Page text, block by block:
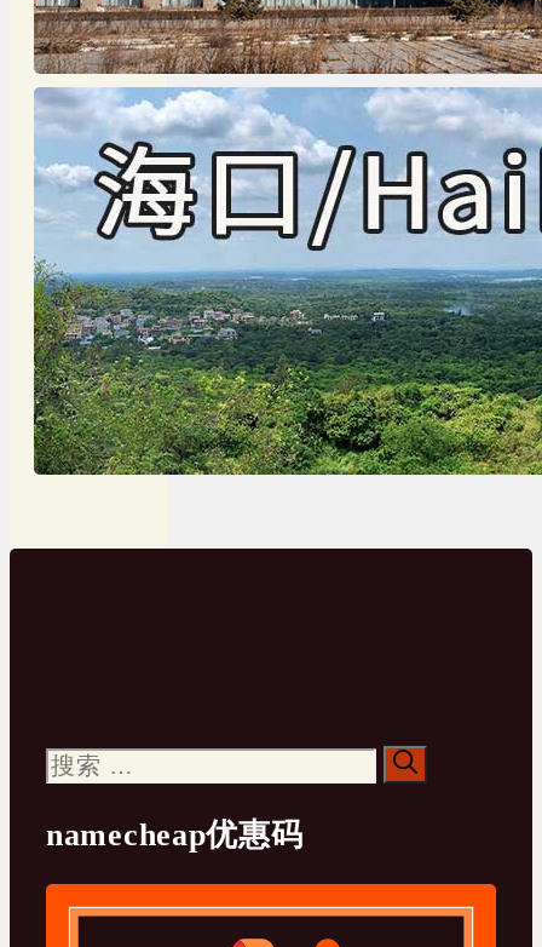
搜
namecheap优惠码